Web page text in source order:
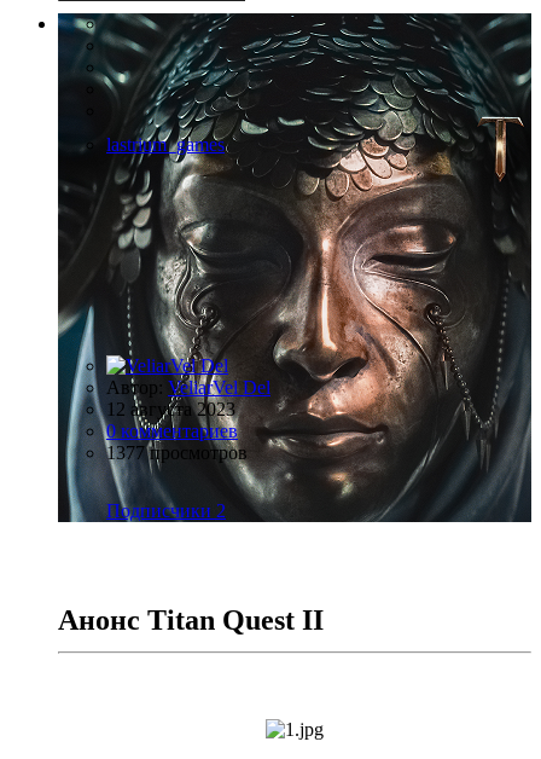
lastrium_games
Автор: VeliarVel Del
12 августа 2023
0 комментариев
1377 просмотров
Подписчики 2
Анонс Titan Quest II